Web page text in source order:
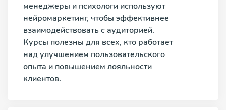
менеджеры и психологи используют
нейромаркетинг, чтобы эффективнее
взаимодействовать с аудиторией.
Курсы полезны для всех, кто работает
над улучшением пользовательского
опыта и повышением лояльности
клиентов.